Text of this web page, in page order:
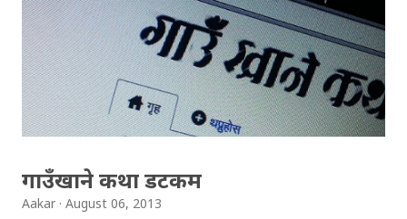
रमाइला कार्टनुहरु देखेँ, आफैँलाई व्यङ्ग्य गरेको जस्तो लाग्यो ।
मोबाइलले झुठो बोल्न सिकाको कुरा त ५-६ वर्ष अघि नै यहाँ
लेखिसकेकोछु । Life Before and After Mobile Phones
माथिका कार्टुनहरुसँग तपाई कत्तिको सहमत हुनुहुन्छ?
गाउँखाने कथा डटकम
Aakar August 06, 2013